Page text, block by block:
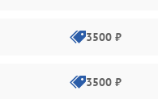
3500 ₽
3500 ₽